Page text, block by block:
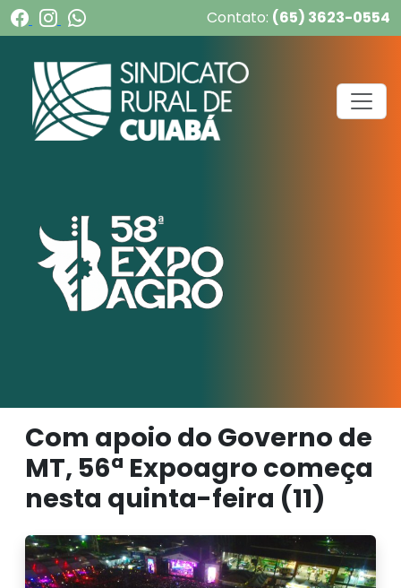
Contato: (65) 3623-0554
Com apoio do Governo de
MT, 56ª Expoagro começa
nesta quinta-feira (11)